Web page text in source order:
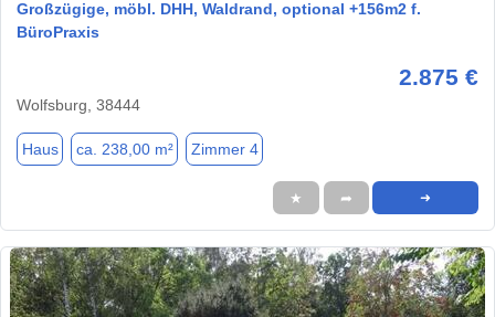
Großzügige, möbl. DHH, Waldrand, optional +156m2 f.
BüroPraxis
2.875 €
Wolfsburg, 38444
Haus ca. 238,00 m² Zimmer 4
★ ➦ ➜